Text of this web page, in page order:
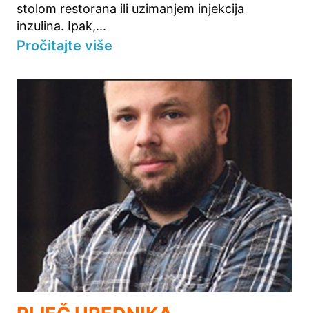
stolom restorana ili uzimanjem injekcija
inzulina. Ipak,...
Pročitajte više